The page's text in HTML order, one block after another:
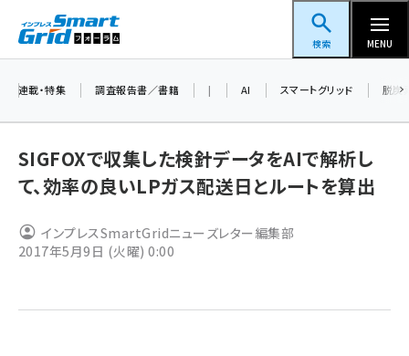
ン
スマートグリッドフォーラム
検索 MENU
新井 (358)
新井宏征 (294)
連載・特集 調査報告書／書籍 | AI スマートグリッド 脱炭
SIGFOXで収集した検針データをAIで解析し
て、効率の良いLPガス配送日とルートを算出
インプレスSmartGridニューズレター編集部
2017年5月9日 (火曜) 0:00